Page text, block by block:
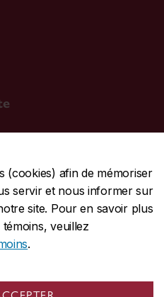
(cookies) afin de mémoriser
servir et nous informer sur
site. Pour en savoir plus
veuillez
.
| Confidentialité